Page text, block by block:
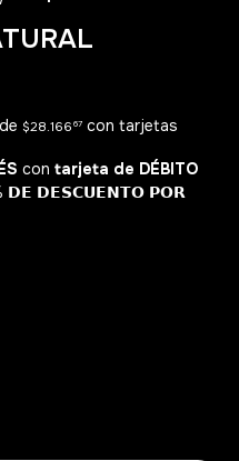
de $28.166 67 con tarjetas
con tarjeta de DÉBITO
𝗗𝗘 𝗗𝗘𝗦𝗖𝗨𝗘𝗡𝗧𝗢 𝗣𝗢𝗥